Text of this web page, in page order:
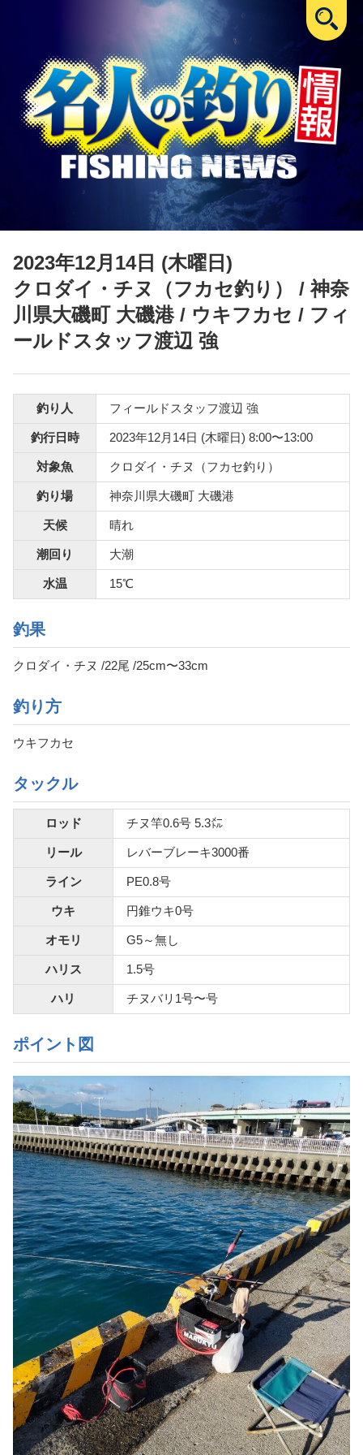
2023年12月14日 (木曜日)
クロダイ・チヌ（フカセ釣り）
/ 神奈
川県大磯町 大磯港 / ウキフカセ / フィ
ールドスタッフ渡辺 強
釣り人 フィールドスタッフ渡辺 強
釣行日時 2023年12月14日 (木曜日) 8:00〜13:00
対象魚 クロダイ・チヌ（フカセ釣り）
釣り場 神奈川県大磯町 大磯港
天候 晴れ
潮回り 大潮
水温 15℃
釣果
クロダイ・チヌ /22尾 /25cm〜33cm
釣り方
ウキフカセ
タックル
ロッド チヌ竿0.6号 5.3㍍
リール レバーブレーキ3000番
ライン PE0.8号
ウキ 円錐ウキ0号
オモリ G5～無し
ハリス 1.5号
ハリ チヌバリ1号〜号
ポイント図